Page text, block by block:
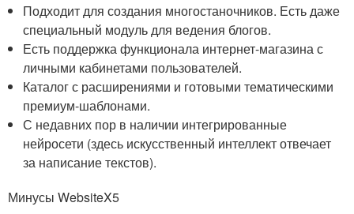
Подходит для создания многостаночников. Есть даже
специальный модуль для ведения блогов.
Есть поддержка функционала интернет-магазина с
личными кабинетами пользователей.
Каталог с расширениями и готовыми тематическими
премиум-шаблонами.
С недавних пор в наличии интегрированные
нейросети (здесь искусственный интеллект отвечает
за написание текстов).
Минусы WebsiteX5